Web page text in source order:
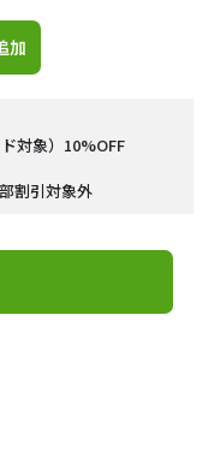
加
対象）10%OFF
割引対象外